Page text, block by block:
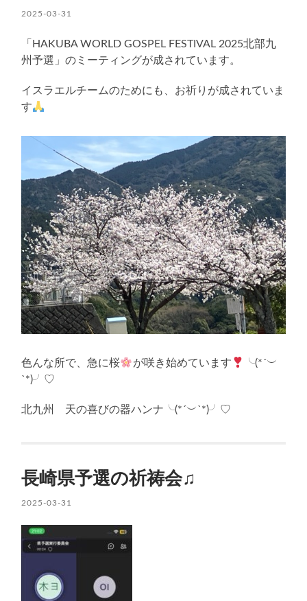
2025-03-31
「HAKUBA WORLD GOSPEL FESTIVAL 2025北部九
州予選」のミーティングが成されています。
イスラエルチームのためにも、お祈りが成されていま
す
色んな所で、急に桜 が咲き始めています
╰(*´︶
`*)╯♡
北九州 天の喜びの器ハンナ╰(*´︶`*)╯♡
長崎県予選の祈祷会♫
2025-03-31